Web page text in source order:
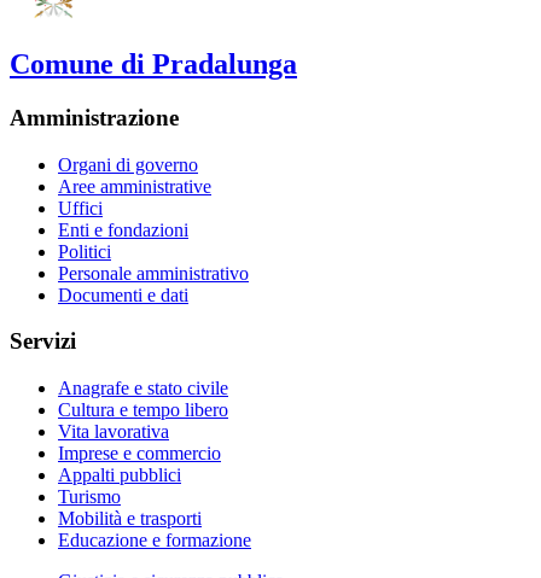
Comune di Pradalunga
Amministrazione
Organi di governo
Aree amministrative
Uffici
Enti e fondazioni
Politici
Personale amministrativo
Documenti e dati
Servizi
Anagrafe e stato civile
Cultura e tempo libero
Vita lavorativa
Imprese e commercio
Appalti pubblici
Turismo
Mobilità e trasporti
Educazione e formazione